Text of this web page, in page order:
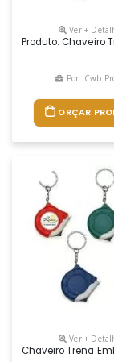
Ver +
Produto: Chaveiro
Por: Cwb
ORÇAR
Ver +
Chaveiro Trena